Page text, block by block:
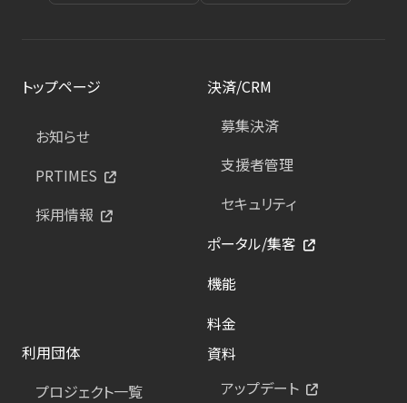
トップページ
お知らせ
PRTIMES
採用情報
決済/CRM
募集決済
支援者管理
セキュリティ
ポータル/集客
機能
料金
利用団体
プロジェクト一覧
資料
アップデート